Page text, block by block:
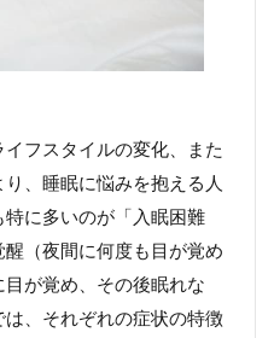
フスタイルの変化、また
、睡眠に悩みを抱える人
に多いのが「入眠困難
醒（夜間に何度も目が覚め
が覚め、その後眠れな
、それぞれの症状の特徴